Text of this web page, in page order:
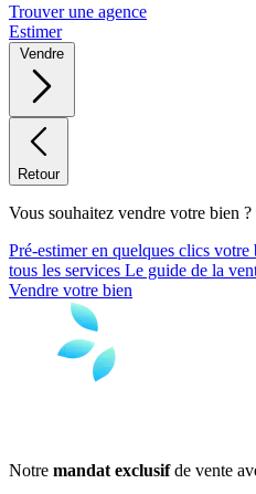
Trouver une agence
Estimer
Vendre
Retour
Vous souhaitez vendre votre bien ?
Pré-estimer en quelques clics votre
tous les services Le guide de la
Vendre votre bien
Notre mandat exclusifde vente